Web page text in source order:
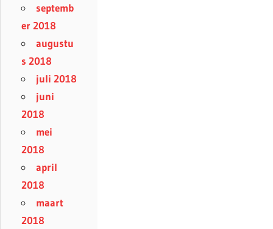
septemb
er 2018
augustu
s 2018
juli 2018
juni
2018
mei
2018
april
2018
maart
2018